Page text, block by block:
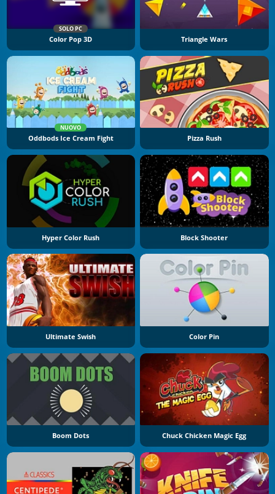
SOLO PC
Color Pop 3D Triangle Wars
NUOVO
Oddbods Ice Cream Fight Pizza Rush
Hyper Color Rush Block Shooter
Ultimate Swish Color Pin
Boom Dots Chuck Chicken Magic Egg